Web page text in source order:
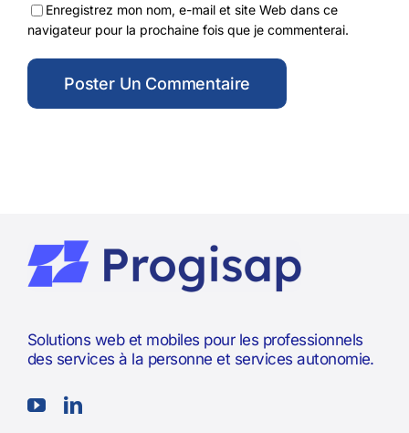
Enregistrez mon nom, e-mail et site Web dans ce
navigateur pour la prochaine fois que je commenterai.
Solutions web et mobiles pour les professionnels
des services à la personne et services autonomie.